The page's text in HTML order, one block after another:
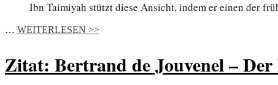
Ibn Taimiyah stützt diese Ansicht, indem er einen der
… WEITERLESEN >>
Zitat: Bertrand de Jouvenel –